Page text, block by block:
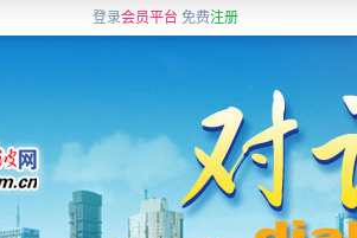
登录会员平台 免费注册